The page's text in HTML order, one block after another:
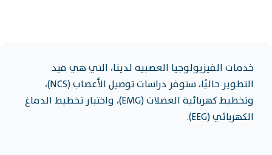
خدمات الفيزيولوجيا العصبية لدينا، التي هي قيد
التطوير حاليًا، ستوفر دراسات توصيل الأعصاب (NCS)،
وتخطيط كهربائية العضلات (EMG)، واختبار تخطيط الدماغ
الكهربائي (EEG).